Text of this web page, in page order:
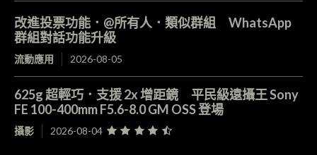
改進投票功能．@所有人．類似群組 WhatsApp
群組對話功能升級
流動應用 2026-08-05
625g 超輕巧．支援 2x 增距鏡 平民級遠攝王 Sony
FE 100-400mm F5.6-8.0 GM OSS 登場
攝影 2026-08-04